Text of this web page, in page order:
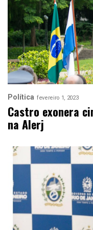
Política fevereiro 1, 2023
Castro exonera
na Alerj